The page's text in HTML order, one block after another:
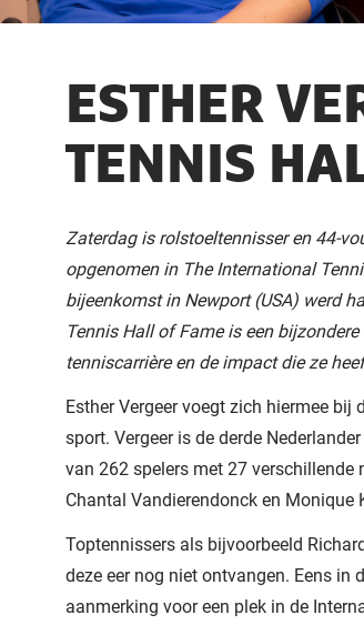
ESTHER
TENNIS
Zaterdag is rolstoeltennisser en 44-
opgenomen in The International
bijeenkomst in Newport (USA) werd
Tennis Hall of Fame is een
tenniscarrière en de impact die ze
Esther Vergeer voegt zich hiermee
sport. Vergeer is de derde
van 262 spelers met 27
Chantal Vandierendonck en Monique
Toptennissers als bijvoorbeeld
deze eer nog niet ontvangen. Eens in
aanmerking voor een plek in de